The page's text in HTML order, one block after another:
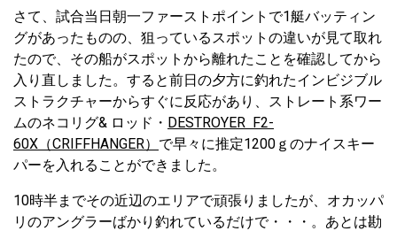
さて、試合当日朝一ファーストポイントで1艇バッティン
グがあったものの、狙っているスポットの違いが見て取れ
たので、その船がスポットから離れたことを確認してから
入り直しました。すると前日の夕方に釣れたインビジブル
ストラクチャーからすぐに反応があり、ストレート系ワー
ムのネコリグ& ロッド・ DESTROYER F2-
60X（CRIFFHANGER） で早々に推定1200ｇのナイスキー
パーを入れることができました。
10時半までその近辺のエリアで頑張りましたが、オカッパ
リのアングラーばかり釣れているだけで・・・。あとは勘